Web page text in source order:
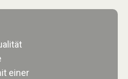
einer